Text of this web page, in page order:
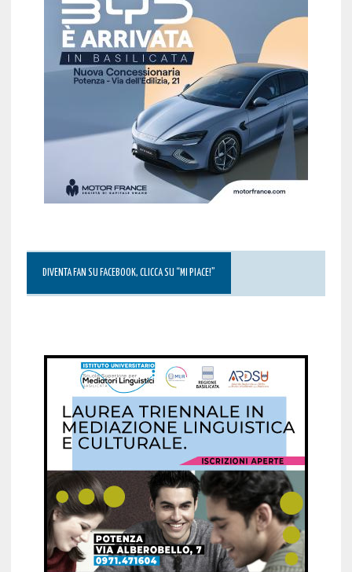
DIVENTA FAN SU FACEBOOK, CLICCA SU “MI PIACE!”